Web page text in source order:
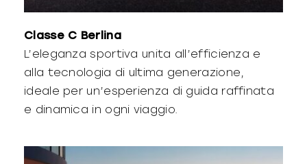
Classe C Berlina
L’eleganza sportiva unita all’efficienza e
alla tecnologia di ultima generazione,
ideale per un’esperienza di guida raffinata
e dinamica in ogni viaggio.